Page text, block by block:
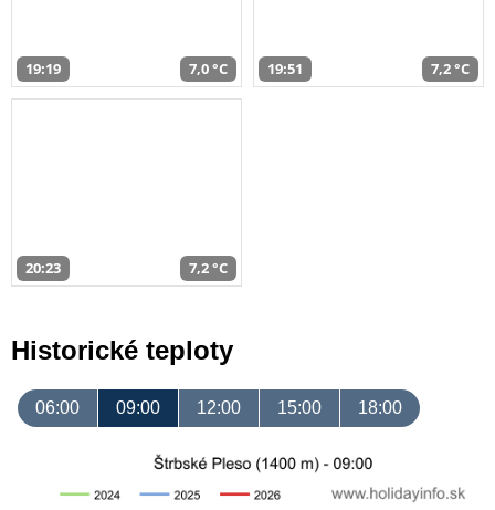
19:19 7,0 °C 19:51 7,2 °C
20:23 7,2 °C
Historické teploty
06:00 09:00 12:00 15:00 18:00